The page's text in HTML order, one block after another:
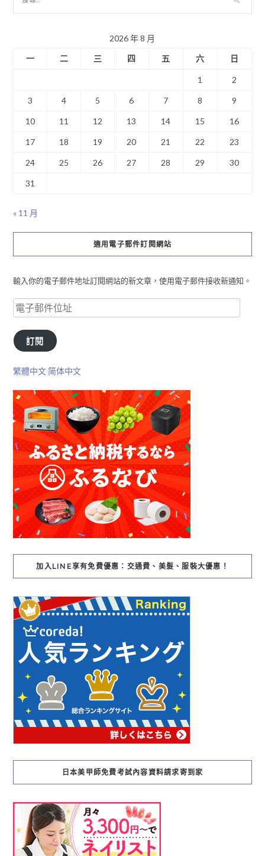
2026 年 8 月
一
二 三 四 五 六 日
1 2
3 4 5 6 7 8 9
10 11 12 13 14 15 16
17 18 19 20 21 22 23
24 25 26 27 28 29 30
31
« 11 月
適用電子郵件訂閱網站
輸入你的電子郵件地址訂閱網站的新文章，使用電子郵件接收新通知。
訂閱
繁體中文 简体中文
加入LINE享有免費優惠：交通費、美髮、服裝大優惠！
日本美甲師免費考試內容資料請求寄到家